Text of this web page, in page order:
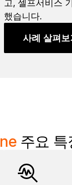
고, 셀프서비스
했습니다.
사례 살펴보
주요 특